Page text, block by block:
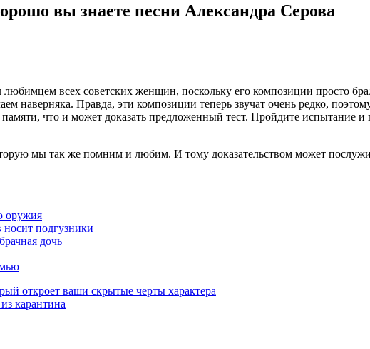
вы знаете песни Александра Серова
всех советских женщин, поскольку его композиции просто
наверняка. Правда, эти композиции теперь звучат очень редко,
что и может доказать предложенный тест. Пройдите испытание и
мы так же помним и любим. И тому доказательством может
оружия
подгузники
дочь
откроет ваши скрытые черты характера
карантина